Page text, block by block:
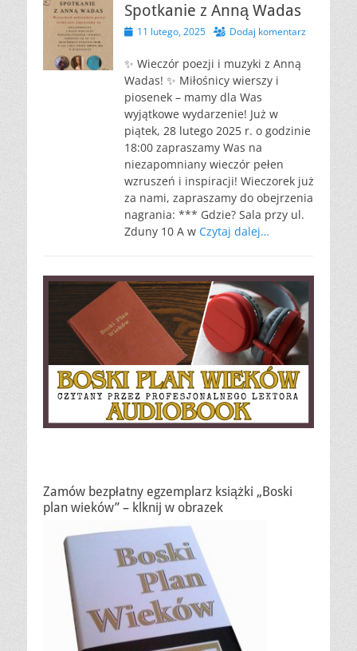
Spotkanie z Anną Wadas
Opublikowano
11 lutego, 2025 Dodaj komentarz
✨ Wieczór poezji i muzyki z Anną
Wadas! ✨ Miłośnicy wierszy i
piosenek – mamy dla Was
wyjątkowe wydarzenie! Już w
piątek, 28 lutego 2025 r. o godzinie
18:00 zapraszamy Was na
niezapomniany wieczór pełen
wzruszeń i inspiracji! Wieczorek już
za nami, zapraszamy do obejrzenia
nagrania: *** Gdzie? Sala przy ul.
Zduny 10 A w Czytaj dalej…
Zamów bezpłatny egzemplarz książki „Boski
plan wieków” – klknij w obrazek